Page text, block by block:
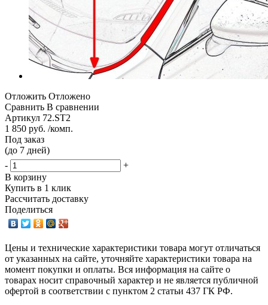
Отложить Отложено
Сравнить В сравнении
Артикул 72.ST2
1 850 руб. /комп.
Под заказ
(до 7 дней)
-
+
В корзину
Купить в 1 клик
Рассчитать доставку
Поделиться
Цены и технические характеристики товара могут отличаться
от указанных на сайте, уточняйте характеристики товара на
момент покупки и оплаты. Вся информация на сайте о
товарах носит справочный характер и не является публичной
офертой в соответствии с пунктом 2 статьи 437 ГК РФ.